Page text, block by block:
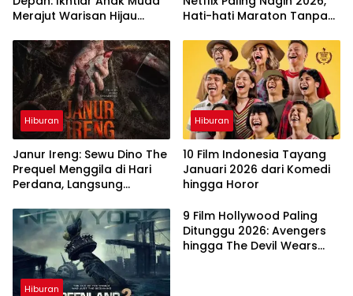
Merajut Warisan Hijau
Hati-hati Maraton Tanpa
Hiburan
Janur Ireng: Sewu Dino The
Prequel Menggila di Hari
Perdana, Langsung
Hiburan
10 Film Indonesia Tayang
Januari 2026 dari Komedi
hingga Horor
Hiburan
9 Film Hollywood Paling
Ditunggu 2026: Avengers
hingga The Devil Wears